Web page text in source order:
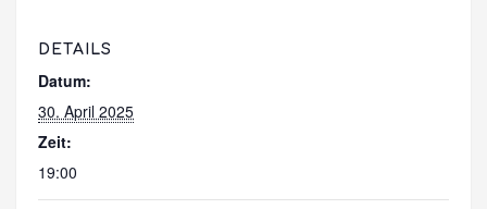
DETAILS
Datum:
30. April 2025
Zeit:
19:00